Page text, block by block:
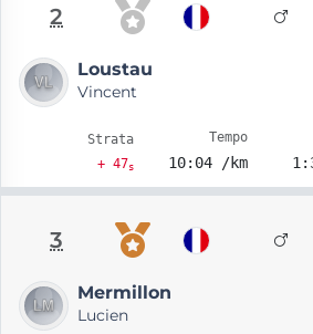
2
Loustau
Vincent
Strata
+ 47s
Tempo
10:04 /km
3
Mermillon
Lucien